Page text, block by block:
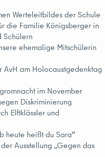
Werteleitbildes der Schule
die Familie Königsberger in
Schülern
ehemalige Mitschülerin
am Holocaustgedenktag
im November
Diskriminierung
Elftklässler und
heute heißt du Sara“
Ausstellung „Gegen das